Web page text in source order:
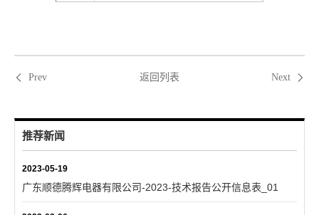
Prev 返回列表 Next
推荐新闻
2023-05-19
广东顺德腾辉电器有限公司-2023-技术报告公开信息表_01